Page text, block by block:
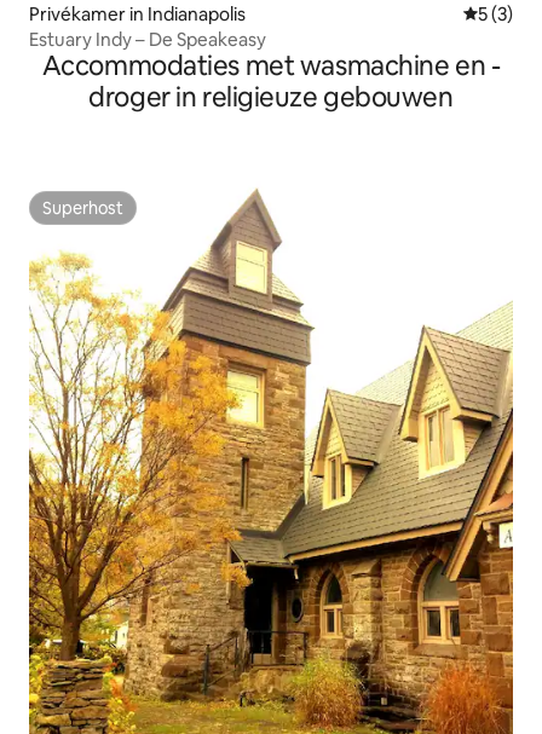
Privékamer in Indianapolis
5 (3)
Estuary Indy – De Speakeasy
Accommodaties met wasmachine en -
droger in religieuze gebouwen
Superhost
Superhost